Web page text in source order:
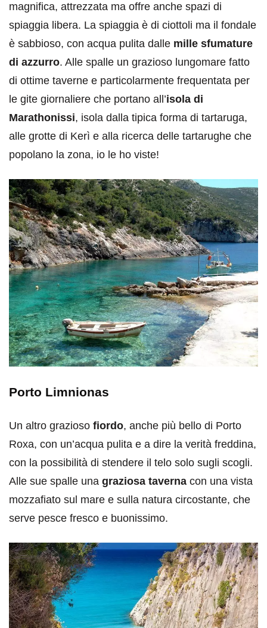
magnifica, attrezzata ma offre anche spazi di
spiaggia libera. La spiaggia è di ciottoli ma il fondale
è sabbioso, con acqua pulita dalle mille sfumature
di azzurro. Alle spalle un grazioso lungomare fatto
di ottime taverne e particolarmente frequentata per
le gite giornaliere che portano all’isola di
Marathonissi, isola dalla tipica forma di tartaruga,
alle grotte di Kerì e alla ricerca delle tartarughe che
popolano la zona, io le ho viste!
Porto Limnionas
Un altro grazioso fiordo, anche più bello di Porto
Roxa, con un’acqua pulita e a dire la verità freddina,
con la possibilità di stendere il telo solo sugli scogli.
Alle sue spalle una graziosa taverna con una vista
mozzafiato sul mare e sulla natura circostante, che
serve pesce fresco e buonissimo.